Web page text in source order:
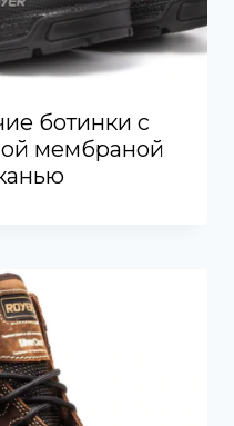
ботинки с
мембраной